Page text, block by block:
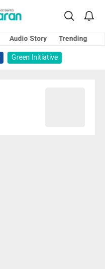
Audio Story
Trending
Green Initiative